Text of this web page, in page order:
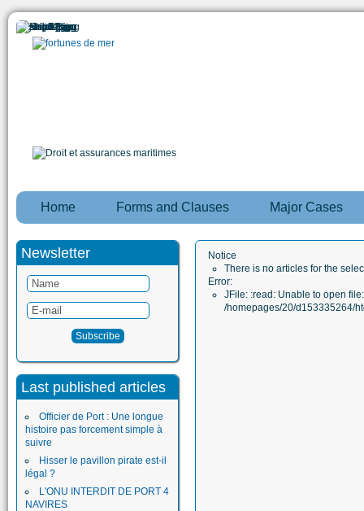
Home Forms and Clauses Major Cases
Newsletter
Last published articles
Officier de Port : Une longue
histoire pas forcement simple à
suivre
Hisser le pavillon pirate est-il
légal ?
L'ONU INTERDIT DE PORT 4
NAVIRES
Notice
There is no articles for the
Error:
JFile: :read: Unable to open file:
/homepages/20/d153335264/